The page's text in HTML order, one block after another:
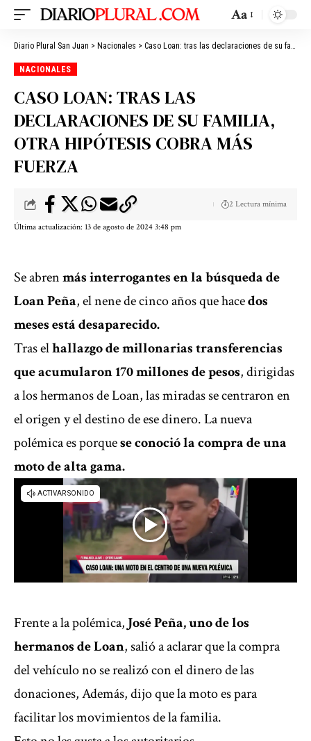
Aa
Diario Plural San Juan > Nacionales > Caso Loan: tras las declaraciones de su familia, otra hipótesis cobra más fuerza
NACIONALES
CASO LOAN: TRAS LAS
DECLARACIONES DE SU FAMILIA,
OTRA HIPÓTESIS COBRA MÁS
FUERZA
Última actualización: 13 de agosto de 2024 3:48 pm
2 Lectura mínima
Se abrenmás interrogantes en la búsqueda de
Loan Peña, el nene de cinco años que hacedos
meses está desaparecido.
Tras elhallazgo de millonarias transferencias
que acumularon 170 millones de pesos, dirigidas
a los hermanos de Loan, las miradas se centraron en
el origen y el destino de ese dinero. La nueva
polémica es porquese conoció la compra de una
moto de alta gama.
Frente a la polémica, José Peña, uno de los
hermanos de Loan, salió a aclarar que la compra
del vehículo no se realizó con el dinero de las
donaciones, Además, dijo que la moto es para
facilitar los movimientos de la familia.